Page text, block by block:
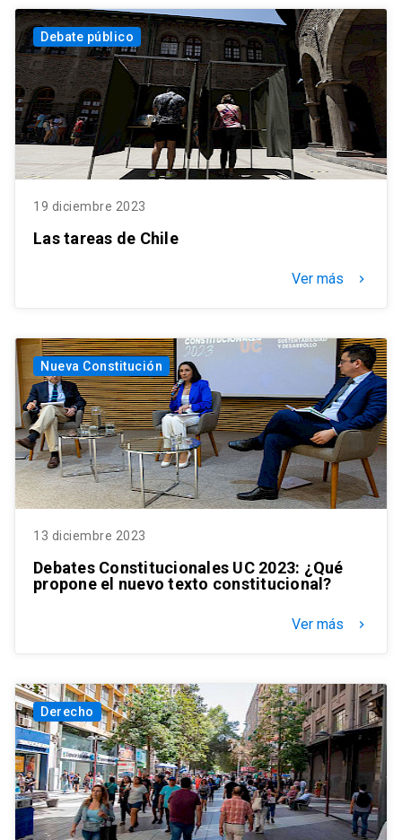
Debate público
19 diciembre 2023
Las tareas de Chile
Ver más keyboard_arrow_right
Nueva Constitución
13 diciembre 2023
Debates Constitucionales UC 2023: ¿Qué
propone el nuevo texto constitucional?
Ver más keyboard_arrow_right
Derecho